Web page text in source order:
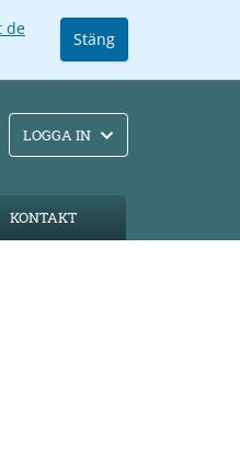
de
Stäng
LOGGA IN
KONTAKT